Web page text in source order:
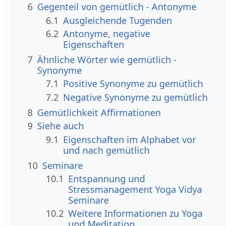
6 Gegenteil von gemütlich - Antonyme
6.1 Ausgleichende Tugenden
6.2 Antonyme, negative
Eigenschaften
7 Ähnliche Wörter wie gemütlich -
Synonyme
7.1 Positive Synonyme zu gemütlich
7.2 Negative Synonyme zu gemütlich
8 Gemütlichkeit Affirmationen
9 Siehe auch
9.1 Eigenschaften im Alphabet vor
und nach gemütlich
10 Seminare
10.1 Entspannung und
Stressmanagement Yoga Vidya
Seminare
10.2 Weitere Informationen zu Yoga